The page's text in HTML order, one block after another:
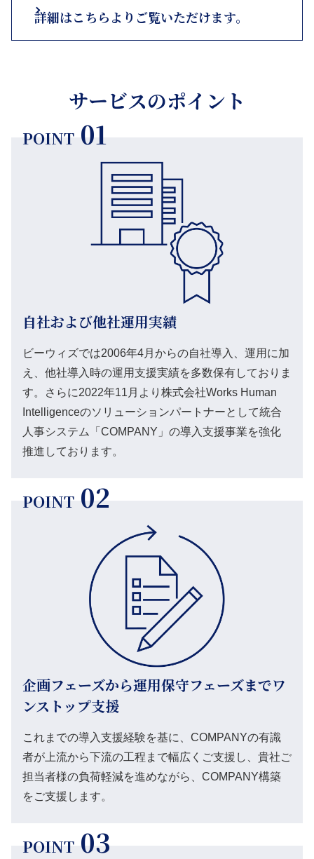
詳細はこちらよりご覧いただけます。
サービスのポイント
POINT 01
自社および他社運用実績
ビーウィズでは2006年4月からの自社導入、運用に加
え、他社導入時の運用支援実績を多数保有しておりま
す。さらに2022年11月より株式会社Works Human
Intelligenceのソリューションパートナーとして統合
人事システム「COMPANY」の導入支援事業を強化
推進しております。
POINT 02
企画フェーズから運用保守フェーズまでワ
ンストップ支援
これまでの導入支援経験を基に、COMPANYの有識
者が上流から下流の工程まで幅広くご支援し、貴社ご
担当者様の負荷軽減を進めながら、COMPANY構築
をご支援します。
POINT 03